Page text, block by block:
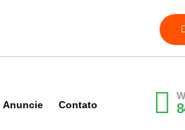
Anuncie Contato